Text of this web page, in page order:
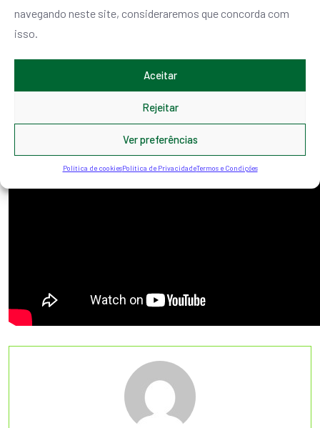
navegando neste site, consideraremos que concorda com
isso.
Aceitar
Rejeitar
Ver preferências
Política de cookiesPolítica de PrivacidadeTermos e Condições
E não poderia faltar a apresentação ao vivo do grupo que mais